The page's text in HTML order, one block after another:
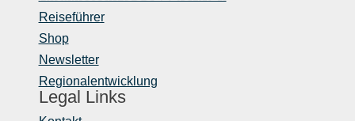
Reiseführer
Shop
Newsletter
Regionalentwicklung
Legal Links